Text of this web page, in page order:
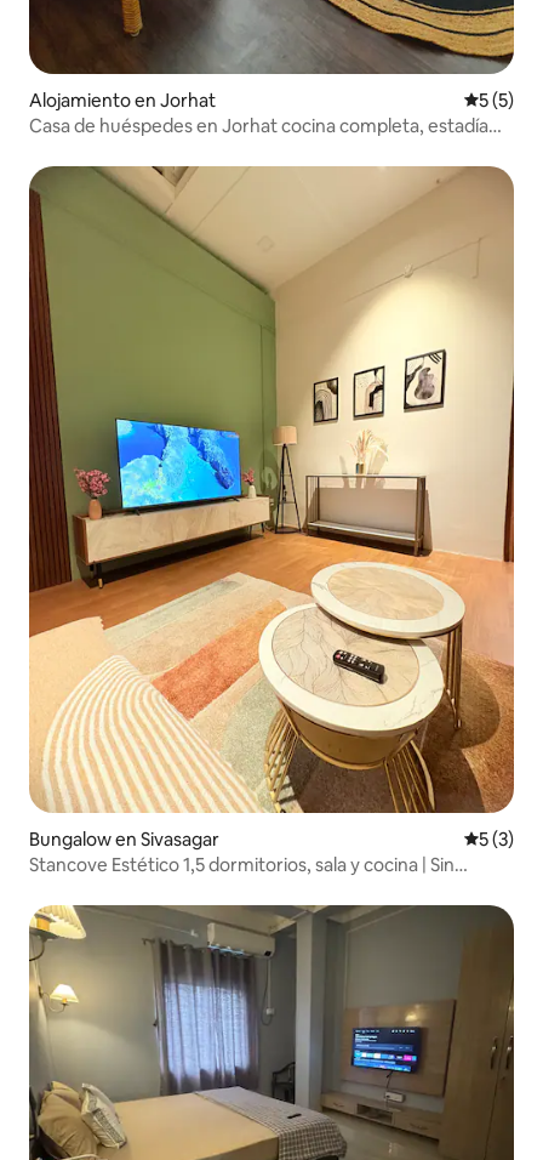
Alojamiento en Jorhat
5 (5)
Casa de huéspedes en Jorhat cocina completa, estadía
Bungalow en Sivasagar
5 (3)
Stancove Estético 1,5 dormitorios, sala y cocina | Sin